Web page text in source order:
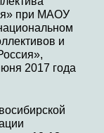
при МАОУ
и
2017 года